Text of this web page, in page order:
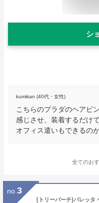
シ
kumikan (40代・女性)
こちらのプラダのヘアピ
感じさせ、装着するだけ
オフィス遣いもできるの
全てのお
no. 3